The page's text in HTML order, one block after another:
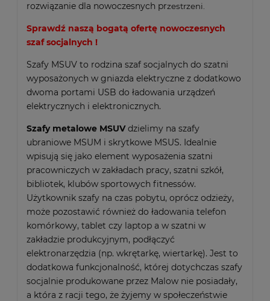
rozwiązanie dla nowoczesnych przestrzeni.
Sprawdź naszą bogatą ofertę nowoczesnych
szaf socjalnych !
Szafy MSUV to rodzina szaf socjalnych do szatni
wyposażonych w gniazda elektryczne z dodatkowo
dwoma portami USB do ładowania urządzeń
elektrycznych i elektronicznych.
Szafy metalowe MSUVdzielimy na szafy
ubraniowe MSUM i skrytkowe MSUS. Idealnie
wpisują się jako element wyposażenia szatni
pracowniczych w zakładach pracy, szatni szkół,
bibliotek, klubów sportowych fitnessów.
Użytkownik szafy na czas pobytu, oprócz odzieży,
może pozostawić również do ładowania telefon
komórkowy, tablet czy laptop a w szatni w
zakładzie produkcyjnym, podłączyć
elektronarzędzia (np. wkrętarkę, wiertarkę). Jest to
dodatkowa funkcjonalność, której dotychczas szafy
socjalnie produkowane przez Malow nie posiadały,
a która z racji tego, że żyjemy w społeczeństwie